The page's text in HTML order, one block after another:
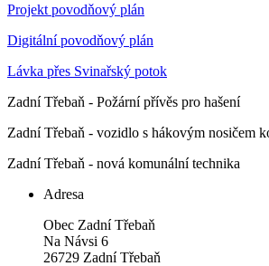
Projekt povodňový plán
Digitální povodňový plán
Lávka přes Svinařský potok
Zadní Třebaň - Požární přívěs pro hašení
Zadní Třebaň - vozidlo s hákovým nosičem
Zadní Třebaň - nová komunální technika
Adresa
Obec Zadní Třebaň
Na Návsi 6
26729 Zadní Třebaň